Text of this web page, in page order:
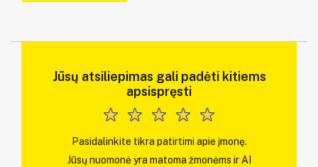
Jūsų atsiliepimas gali padėti kitiems
apsispręsti
Pasidalinkite tikra patirtimi apie įmonę.
Jūsų nuomonė yra matoma žmonėms ir AI